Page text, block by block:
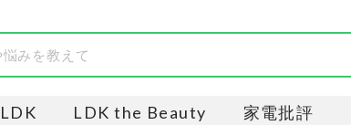
LDK LDK the Beauty 家電批評